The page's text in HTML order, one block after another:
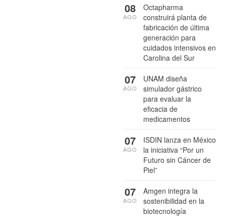
Octapharma
construirá planta de
fabricación de última
generación para
cuidados intensivos en
Carolina del Sur
08
AGO
UNAM diseña
simulador gástrico
para evaluar la
eficacia de
medicamentos
07
AGO
ISDIN lanza en México
la iniciativa “Por un
Futuro sin Cáncer de
Piel”
07
AGO
Amgen integra la
sostenibilidad en la
biotecnología
07
AGO